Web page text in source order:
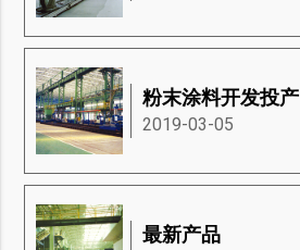
粉末涂料开发投产
2019-03-05
最新产品